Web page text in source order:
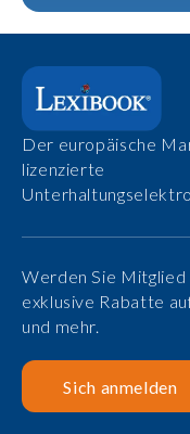
Der europäische
lizenzierte
Werden Sie Mitglied
exklusive Rabatte
und mehr.
Sich anmelden